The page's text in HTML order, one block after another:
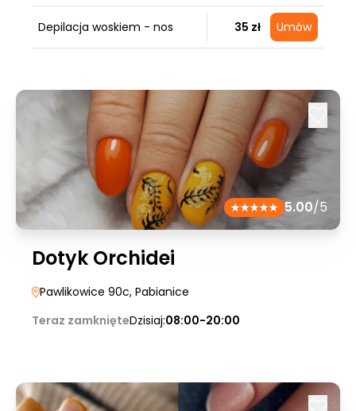
Depilacja woskiem - nos 35 zł Umów
5.00/5
Dotyk Orchidei
Pawlikowice 90c, Pabianice
Teraz zamknięteDzisiaj:08:00-20:00